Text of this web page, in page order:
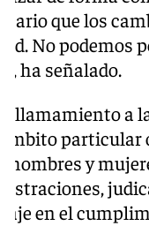
que los
No
ha señalado.
llamamiento a
ámbito
hombres y
en el